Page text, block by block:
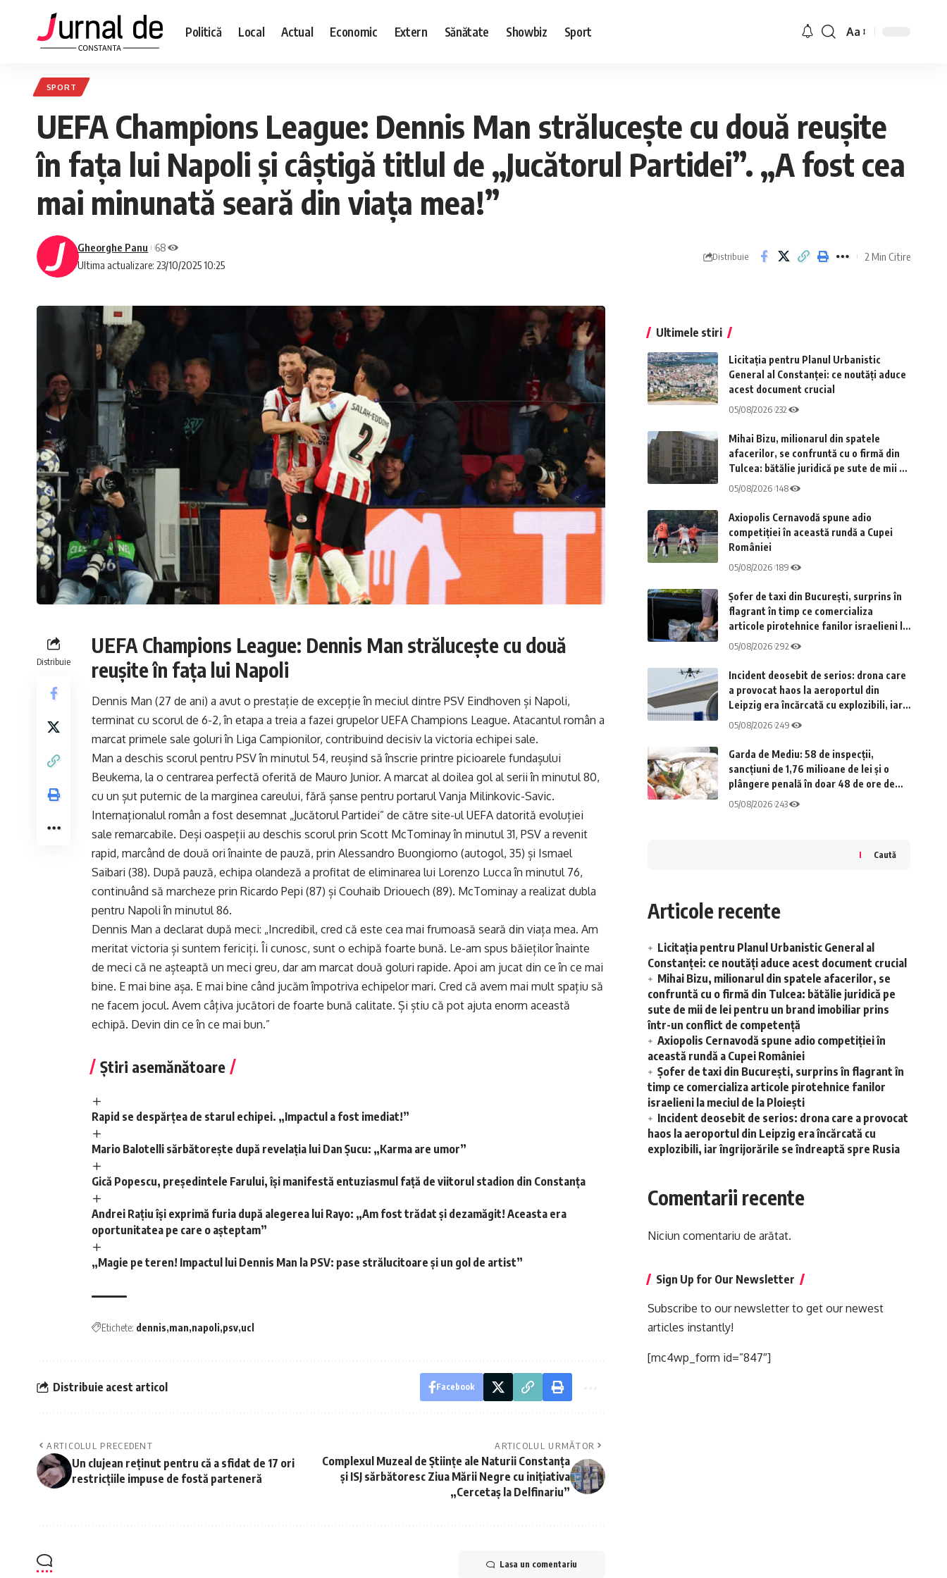
Politică Local Actual Economic Extern Sănătate Showbiz Sport Aa
SPORT
UEFA Champions League: Dennis Man strălucește cu două reușite
în fața lui Napoli și câștigă titlul de „Jucătorul Partidei”. „A fost cea
mai minunată seară din viața mea!”
Ultima actualizare: 23/10/2025 10:25
Gheorghe Panu 68
Distribuie 2 Min Citire
Distribuie
UEFA Champions League: Dennis Man strălucește cu două
reușite în fața lui Napoli
Dennis Man (27 de ani) a avut o prestație de excepție în meciul dintre PSV Eindhoven și Napoli,
terminat cu scorul de 6-2, în etapa a treia a fazei grupelor UEFA Champions League. Atacantul român a
marcat primele sale goluri în Liga Campionilor, contribuind decisiv la victoria echipei sale.
Man a deschis scorul pentru PSV în minutul 54, reușind să înscrie printre picioarele fundașului
Beukema, la o centrarea perfectă oferită de Mauro Junior. A marcat al doilea gol al serii în minutul 80,
cu un șut puternic de la marginea careului, fără șanse pentru portarul Vanja Milinkovic-Savic.
Internaționalul român a fost desemnat „Jucătorul Partidei” de către site-ul UEFA datorită evoluției
sale remarcabile. Deși oaspeții au deschis scorul prin Scott McTominay în minutul 31, PSV a revenit
rapid, marcând de două ori înainte de pauză, prin Alessandro Buongiorno (autogol, 35) și Ismael
Saibari (38). După pauză, echipa olandeză a profitat de eliminarea lui Lorenzo Lucca în minutul 76,
continuând să marcheze prin Ricardo Pepi (87) și Couhaib Driouech (89). McTominay a realizat dubla
pentru Napoli în minutul 86.
Dennis Man a declarat după meci: „Incredibil, cred că este cea mai frumoasă seară din viața mea. Am
meritat victoria și suntem fericiți. Îi cunosc, sunt o echipă foarte bună. Le-am spus băieților înainte
de meci că ne așteaptă un meci greu, dar am marcat două goluri rapide. Apoi am jucat din ce în ce mai
bine. E mai bine așa. E mai bine când jucăm împotriva echipelor mari. Cred că avem mai mult spațiu să
ne facem jocul. Avem câțiva jucători de foarte bună calitate. Și știu că pot ajuta enorm această
echipă. Devin din ce în ce mai bun.”
Știri asemănătoare
Rapid se despărțea de starul echipei. „Impactul a fost imediat!”
Mario Balotelli sărbătorește după revelația lui Dan Șucu: „Karma are umor”
Gică Popescu, președintele Farului, își manifestă entuziasmul față de viitorul stadion din Constanța
Andrei Rațiu își exprimă furia după alegerea lui Rayo: „Am fost trădat și dezamăgit! Aceasta era
oportunitatea pe care o așteptam”
„Magie pe teren! Impactul lui Dennis Man la PSV: pase strălucitoare și un gol de artist”
Etichete: dennis man napoli psv ucl
Distribuie acest articol Facebook
ARTICOLUL PRECEDENT
Un clujean reținut pentru că a sfidat de 17 ori
restricțiile impuse de fostă parteneră
ARTICOLUL URMĂTOR
Complexul Muzeal de Științe ale Naturii Constanța
și ISJ sărbătoresc Ziua Mării Negre cu inițiativa
„Cercetaș la Delfinariu”
Lasa un comentariu
Ultimele stiri
Licitația pentru Planul Urbanistic
General al Constanței: ce noutăți aduce
acest document crucial
05/08/2026 232
Mihai Bizu, milionarul din spatele
afacerilor, se confruntă cu o firmă din
Tulcea: bătălie juridică pe sute de mii de
lei pentru un brand imobiliar prins într-
05/08/2026 148
Axiopolis Cernavodă spune adio
competiției în această rundă a Cupei
României
05/08/2026 189
Șofer de taxi din București, surprins în
flagrant în timp ce comercializa
articole pirotehnice fanilor israelieni la
meciul de la Ploiești
05/08/2026 292
Incident deosebit de serios: drona care
a provocat haos la aeroportul din
Leipzig era încărcată cu explozibili, iar
îngrijorările se îndreaptă spre Rusia
05/08/2026 249
Garda de Mediu: 58 de inspecții,
sancțiuni de 1,76 milioane de lei și o
plângere penală în doar 48 de ore de
monitorizare pe litoral
05/08/2026 243
Caută
Articole recente
Licitația pentru Planul Urbanistic General al
Constanței: ce noutăți aduce acest document crucial
Mihai Bizu, milionarul din spatele afacerilor, se
confruntă cu o firmă din Tulcea: bătălie juridică pe
sute de mii de lei pentru un brand imobiliar prins
într-un conflict de competență
Axiopolis Cernavodă spune adio competiției în
această rundă a Cupei României
Șofer de taxi din București, surprins în flagrant în
timp ce comercializa articole pirotehnice fanilor
israelieni la meciul de la Ploiești
Incident deosebit de serios: drona care a provocat
haos la aeroportul din Leipzig era încărcată cu
explozibili, iar îngrijorările se îndreaptă spre Rusia
Comentarii recente
Niciun comentariu de arătat.
Sign Up for Our Newsletter
Subscribe to our newsletter to get our newest
articles instantly!
[mc4wp_form id=”847″]